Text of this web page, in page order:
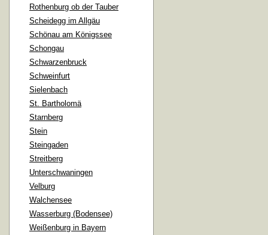
Rothenburg ob der Tauber
Scheidegg im Allgäu
Schönau am Königssee
Schongau
Schwarzenbruck
Schweinfurt
Sielenbach
St. Bartholomä
Starnberg
Stein
Steingaden
Streitberg
Unterschwaningen
Velburg
Walchensee
Wasserburg (Bodensee)
Weißenburg in Bayern